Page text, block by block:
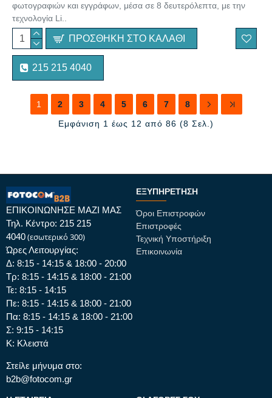
φωτογραφιών και εγγράφων, μέσα σε 8 δευτερόλεπτα, με την
τεχνολογία Li..
ΠΡΟΣΘΉΚΗ ΣΤΟ ΚΑΛΆΘΙ
215 215 4040
1 2 3 4 5 6 7
8
Εμφάνιση 1 έως 12 από 86 (8 Σελ.)
ΕΠΙΚΟΙΝΩΝΗΣΕ ΜΑΖΙ ΜΑΣ
Τηλ. Κέντρο: 215 215
4040(εσωτερικό 300)
Ώρες Λειτουργίας:
Δ: 8:15 - 14:15 & 18:00 - 20:00
Τρ: 8:15 - 14:15 & 18:00 - 21:00
Τε: 8:15 - 14:15
Πε: 8:15 - 14:15 & 18:00 - 21:00
Πα: 8:15 - 14:15 & 18:00 - 21:00
Σ: 9:15 - 14:15
Κ: Κλειστά
Στείλε μήνυμα στο:
b2b@fotocom.gr
ΕΞΥΠΗΡΈΤΗΣΗ
Όροι Επιστροφών
Επιστροφές
Τεχνική Υποστήριξη
Επικοινωνία